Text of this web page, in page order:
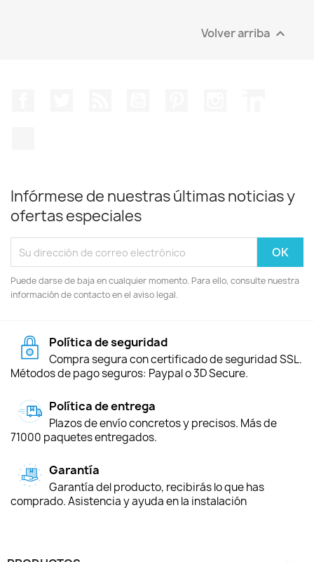
Volver arriba 
Infórmese de nuestras últimas noticias y
ofertas especiales
Puede darse de baja en cualquier momento. Para ello, consulte nuestra
información de contacto en el aviso legal.
Política de seguridad
Compra segura con certificado de seguridad SSL.
Métodos de pago seguros: Paypal o 3D Secure.
Política de entrega
Plazos de envío concretos y precisos. Más de
71000 paquetes entregados.
Garantía
Garantía del producto, recibirás lo que has
comprado. Asistencia y ayuda en la instalación